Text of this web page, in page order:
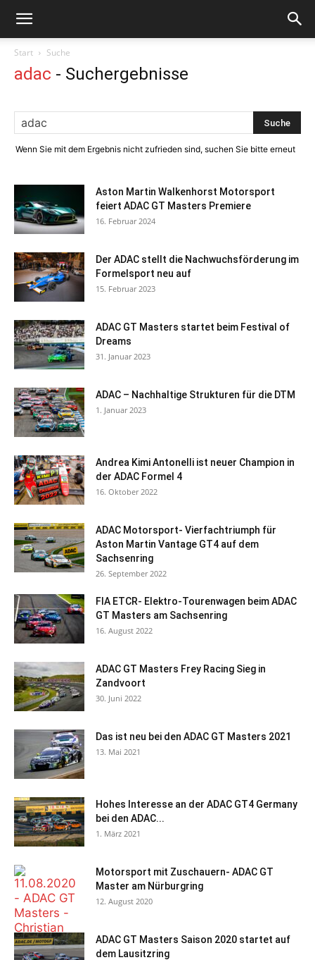
Start Suche
adac - Suchergebnisse
Wenn Sie mit dem Ergebnis nicht zufrieden sind, suchen Sie bitte erneut
Aston Martin Walkenhorst Motorsport
feiert ADAC GT Masters Premiere
16. Februar 2024
Der ADAC stellt die Nachwuchsförderung im
Formelsport neu auf
15. Februar 2023
ADAC GT Masters startet beim Festival of
Dreams
31. Januar 2023
ADAC – Nachhaltige Strukturen für die DTM
1. Januar 2023
Andrea Kimi Antonelli ist neuer Champion in
der ADAC Formel 4
16. Oktober 2022
ADAC Motorsport- Vierfachtriumph für
Aston Martin Vantage GT4 auf dem
Sachsenring
26. September 2022
FIA ETCR- Elektro-Tourenwagen beim ADAC
GT Masters am Sachsenring
16. August 2022
ADAC GT Masters Frey Racing Sieg in
Zandvoort
30. Juni 2022
Das ist neu bei den ADAC GT Masters 2021
13. Mai 2021
Hohes Interesse an der ADAC GT4 Germany
bei den ADAC...
1. März 2021
Motorsport mit Zuschauern- ADAC GT
Master am Nürburgring
12. August 2020
ADAC GT Masters Saison 2020 startet auf
dem Lausitzring